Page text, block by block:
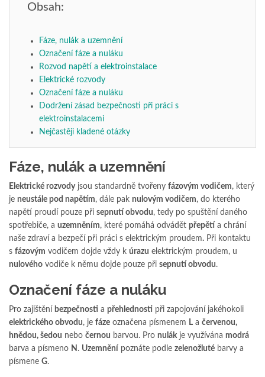
Obsah:
Fáze, nulák a uzemnění
Označení fáze a nuláku
Rozvod napětí a elektroinstalace
Elektrické rozvody
Označení fáze a nuláku
Dodržení zásad bezpečnosti při práci s
elektroinstalacemi
Nejčastěji kladené otázky
Fáze, nulák a uzemnění
Elektrické rozvodyjsou standardně tvořeny fázovým vodičem, který
je neustále pod napětím, dále pak nulovým vodičem, do kterého
napětí proudí pouze při sepnutí obvodu, tedy po spuštění daného
spotřebiče, a uzemněním, které pomáhá odvádět přepětí a chrání
naše zdraví a bezpečí při práci s elektrickým proudem. Při kontaktu
s fázovým vodičem dojde vždy k úrazu elektrickým proudem, u
nulového vodiče k němu dojde pouze při sepnutí obvodu.
Označení fáze a nuláku
Pro zajištění bezpečnosti a přehlednosti při zapojování jakéhokoli
elektrického obvodu, je fáze označena písmenem L a červenou,
hnědou, šedou nebo černou barvou. Pro nulák je využívána modrá
barva a písmeno N . Uzemnění poznáte podle zelenožluté barvy a
písmene G.